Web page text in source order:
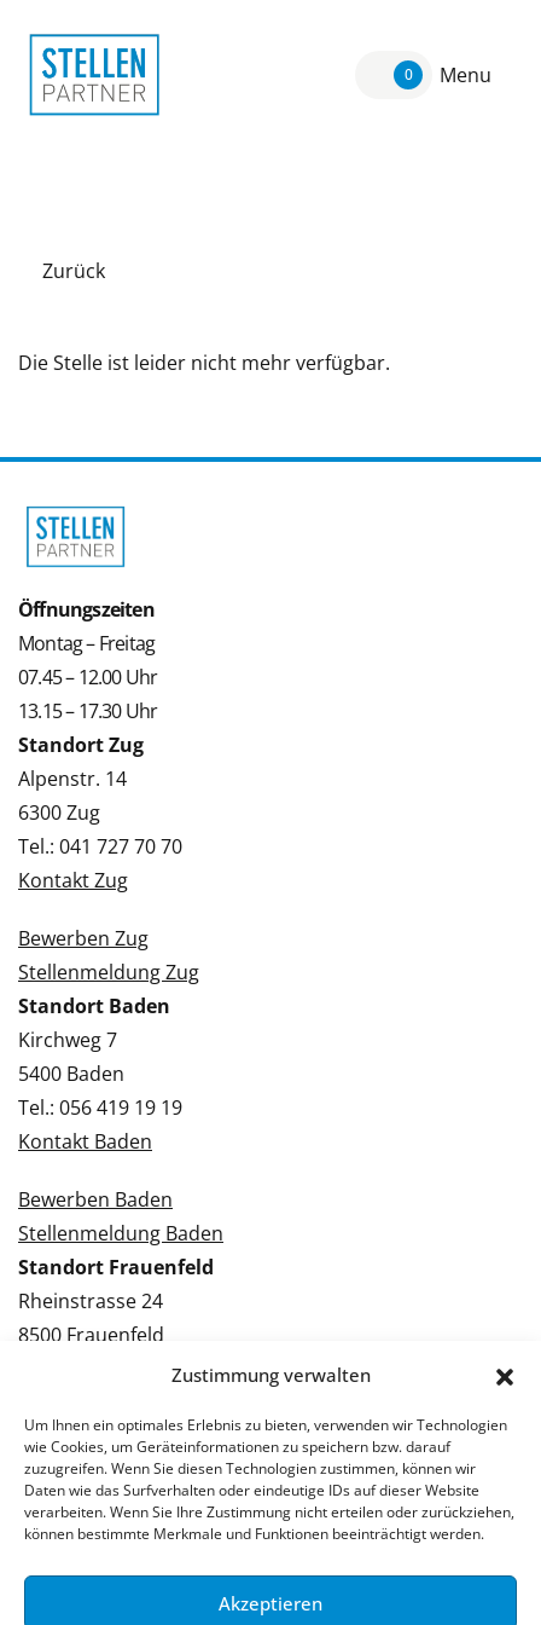
Zustimmung verwalten
Um Ihnen ein optimales Erlebnis zu bieten, verwenden wir Technologien
wie Cookies, um Geräteinformationen zu speichern bzw. darauf
zuzugreifen. Wenn Sie diesen Technologien zustimmen, können wir
Daten wie das Surfverhalten oder eindeutige IDs auf dieser Website
verarbeiten. Wenn Sie Ihre Zustimmung nicht erteilen oder zurückziehen,
können bestimmte Merkmale und Funktionen beeinträchtigt werden.
Akzeptieren
0 Menu
Zurück
Die Stelle ist leider nicht mehr verfügbar.
Öffnungszeiten
Montag – Freitag
07.45 – 12.00 Uhr
13.15 – 17.30 Uhr
Standort Zug
Alpenstr. 14
6300 Zug
Tel.: 041 727 70 70
Kontakt Zug
Bewerben Zug
Stellenmeldung Zug
Standort Baden
Kirchweg 7
5400 Baden
Tel.: 056 419 19 19
Kontakt Baden
Bewerben Baden
Stellenmeldung Baden
Standort Frauenfeld
Rheinstrasse 24
8500 Frauenfeld
Tel.: 052 224 09 09
Bewerben Frauenfeld
Stellenmeldung Frauenfeld
© 2026 Stellenpartner AG